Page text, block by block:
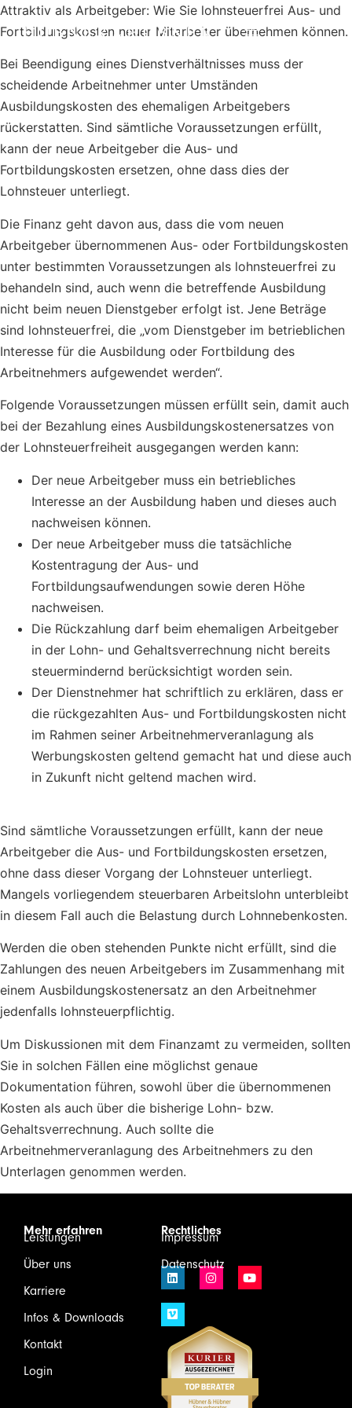
Attraktiv als Arbeitgeber: Wie Sie lohnsteuerfrei Aus- und
Fortbildungskosten neuer Mitarbeiter übernehmen können.
Bei Beendigung eines Dienstverhältnisses muss der
scheidende Arbeitnehmer unter Umständen
Ausbildungskosten des ehemaligen Arbeitgebers
rückerstatten. Sind sämtliche Voraussetzungen erfüllt,
kann der neue Arbeitgeber die Aus- und
Fortbildungskosten ersetzen, ohne dass dies der
Lohnsteuer unterliegt.
Die Finanz geht davon aus, dass die vom neuen
Arbeitgeber übernommenen Aus- oder Fortbildungskosten
unter bestimmten Voraussetzungen als lohnsteuerfrei zu
behandeln sind, auch wenn die betreffende Ausbildung
nicht beim neuen Dienstgeber erfolgt ist. Jene Beträge
sind lohnsteuerfrei, die „vom Dienstgeber im betrieblichen
Interesse für die Ausbildung oder Fortbildung des
Arbeitnehmers aufgewendet werden“.
Folgende Voraussetzungen müssen erfüllt sein, damit auch
bei der Bezahlung eines Ausbildungskostenersatzes von
der Lohnsteuerfreiheit ausgegangen werden kann:
Der neue Arbeitgeber muss ein betriebliches
Interesse an der Ausbildung haben und dieses auch
nachweisen können.
Der neue Arbeitgeber muss die tatsächliche
Kostentragung der Aus- und
Fortbildungsaufwendungen sowie deren Höhe
nachweisen.
Die Rückzahlung darf beim ehemaligen Arbeitgeber
in der Lohn- und Gehaltsverrechnung nicht bereits
steuermindernd berücksichtigt worden sein.
Der Dienstnehmer hat schriftlich zu erklären, dass er
die rückgezahlten Aus- und Fortbildungskosten nicht
im Rahmen seiner Arbeitnehmerveranlagung als
Werbungskosten geltend gemacht hat und diese auch
in Zukunft nicht geltend machen wird.
Sind sämtliche Voraussetzungen erfüllt, kann der neue
Arbeitgeber die Aus- und Fortbildungskosten ersetzen,
ohne dass dieser Vorgang der Lohnsteuer unterliegt.
Mangels vorliegendem steuerbaren Arbeitslohn unterbleibt
in diesem Fall auch die Belastung durch Lohnnebenkosten.
Werden die oben stehenden Punkte nicht erfüllt, sind die
Zahlungen des neuen Arbeitgebers im Zusammenhang mit
einem Ausbildungskostenersatz an den Arbeitnehmer
jedenfalls lohnsteuerpflichtig.
Um Diskussionen mit dem Finanzamt zu vermeiden, sollten
Sie in solchen Fällen eine möglichst genaue
Dokumentation führen, sowohl über die übernommenen
Kosten als auch über die bisherige Lohn- bzw.
Gehaltsverrechnung. Auch sollte die
Arbeitnehmerveranlagung des Arbeitnehmers zu den
Unterlagen genommen werden.
Mehr erfahren
Leistungen
Über uns
Karriere
Infos & Downloads
Kontakt
Login
Rechtliches
Impressum
Datenschutz